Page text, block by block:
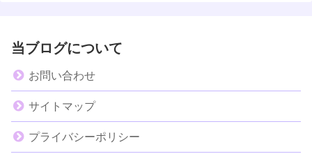
当ブログについて
お問い合わせ
サイトマップ
プライバシーポリシー